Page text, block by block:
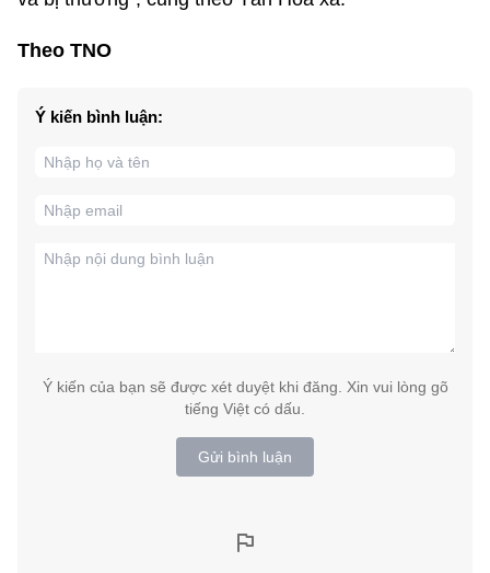
Theo TNO
Ý kiến bình luận:
Ý kiến của bạn sẽ được xét duyệt khi đăng. Xin vui lòng gõ
tiếng Việt có dấu.
Gửi bình luận